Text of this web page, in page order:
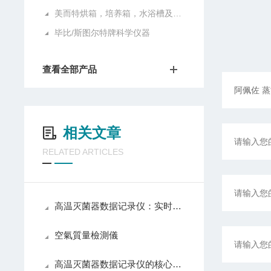
毕比/斯图尔特牌科学仪器
查看全部产品
相关文章
RELATED ARTICLES
高温灭菌器数据记录仪：实时监测灭菌过程的必备工具
空氣質量檢測儀
高温灭菌器数据记录仪的核心功能解析：如何完整追踪并验证灭菌过程的温度与压力？